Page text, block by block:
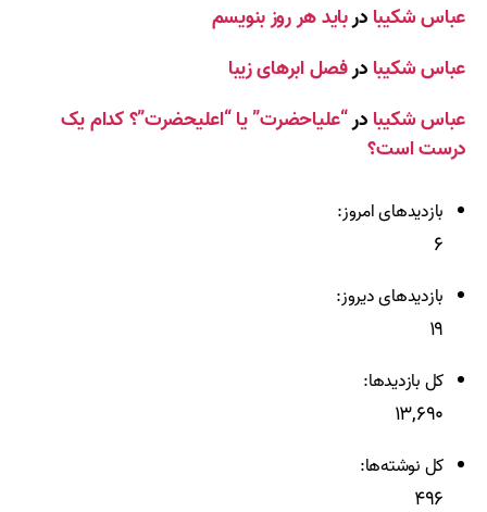
عباس شکیبا درباید هر روز بنویسم
عباس شکیبا درفصل ابرهای زیبا
عباس شکیبا در“علیاحضرت” یا “اعلیحضرت”؟ کدام یک
درست است؟
بازدیدهای امروز:
۶
بازدیدهای دیروز:
۱۹
کل بازدیدها:
۱۳,۶۹۰
کل نوشته‌ها:
۴۹۶